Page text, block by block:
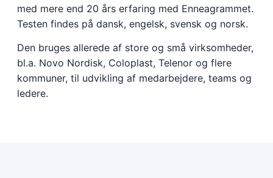
med mere end 20 års erfaring med Enneagrammet.
Testen findes på dansk, engelsk, svensk og norsk.
Den bruges allerede af store og små virksomheder,
bl.a. Novo Nordisk, Coloplast, Telenor og flere
kommuner, til udvikling af medarbejdere, teams og
ledere.